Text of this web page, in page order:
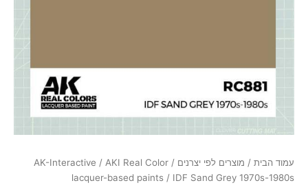
כל
עמוד הבית / מוצרים לפי יצרנים /
AK-Interactive / AKI Real Color
lacquer-based paints / IDF Sand Grey 1970s-1980s